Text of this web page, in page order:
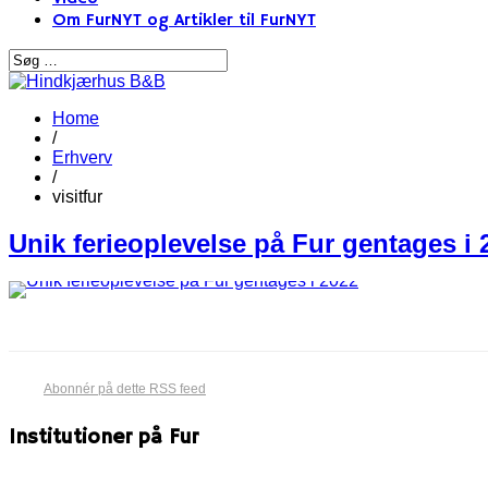
Om FurNYT og Artikler til FurNYT
Home
/
Erhverv
/
visitfur
Unik ferieoplevelse på Fur gentages i
Abonnér på dette RSS feed
Institutioner på Fur